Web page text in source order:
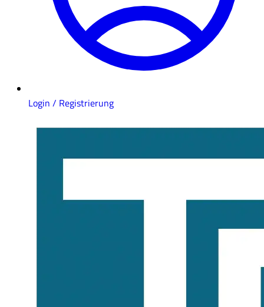
Login / Registrierung